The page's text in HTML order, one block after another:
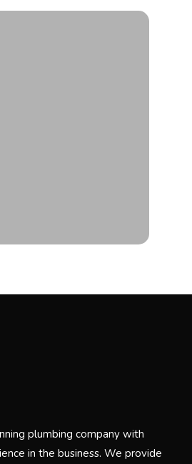
plumbing company with
in the business. We provide